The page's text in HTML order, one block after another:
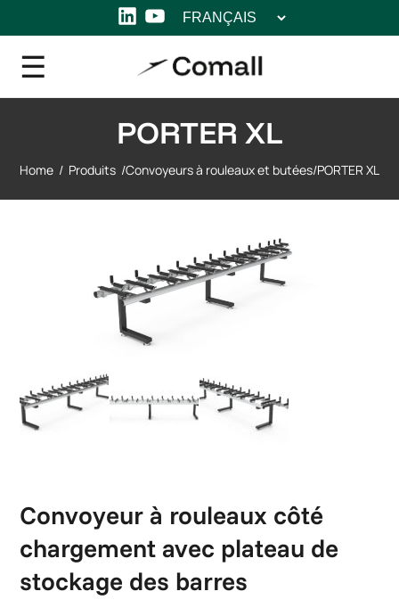
LinkedIn
YouTube
Choisir
une
langue
PORTER XL
Home / Produits /Convoyeurs à rouleaux et butées/PORTER XL
Convoyeur à rouleaux côté
chargement avec plateau de
stockage des barres